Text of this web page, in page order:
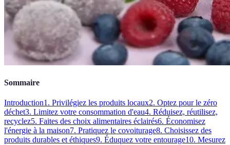
Sommaire
Introduction1. Privilégiez les produits locaux2. Optez pour le zéro
déchet3. Limitez votre consommation d'eau4. Réduisez, réutilisez,
recyclez5. Faites des choix alimentaires éclairés6. Économisez
l'énergie à la maison7. Pratiquez le covoiturage8. Choisissez des
produits durables et éthiques9. Éduquez votre entourage10. Mesurez